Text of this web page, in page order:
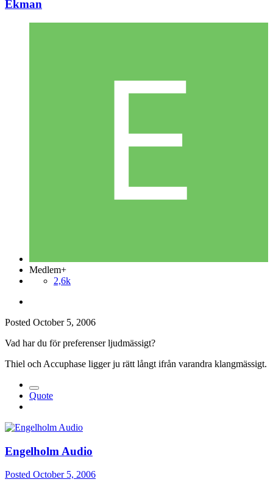
Ekman
Medlem+
2,6k
Posted October 5, 2006
Vad har du för preferenser ljudmässigt?
Thiel och Accuphase ligger ju rätt långt ifrån varandra klangmässigt.
Quote
Engelholm Audio
Posted October 5, 2006